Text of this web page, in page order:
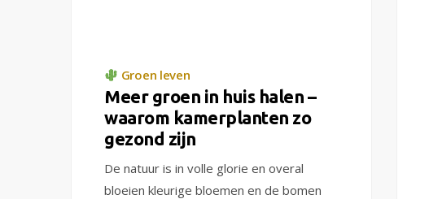
Groen leven
Meer groen in huis halen –
waarom kamerplanten zo
gezond zijn
De natuur is in volle glorie en overal
bloeien kleurige bloemen en de bomen